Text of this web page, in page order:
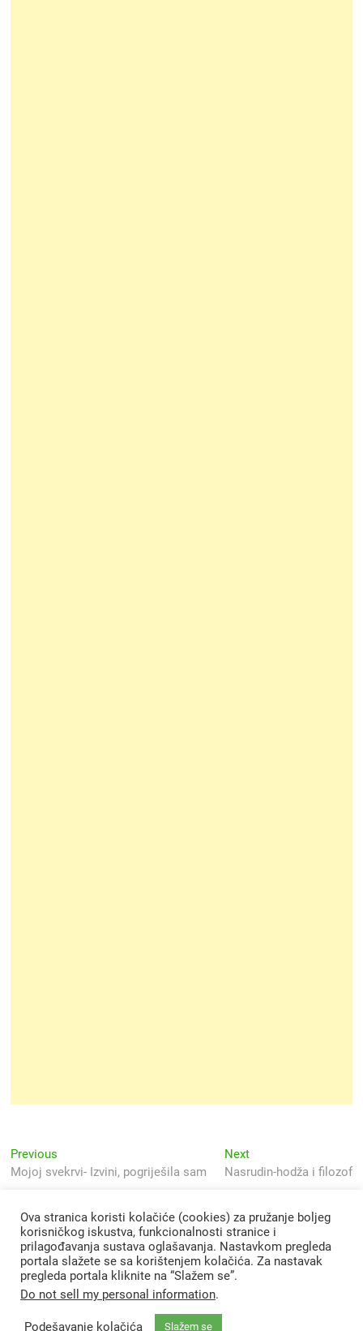
Navigacija
objava
Previous
post:
Mojoj svekrvi- Izvini, pogriješila sam
NextNext
post:
Nasrudin-hodža i filozof
Ova stranica koristi kolačiće (cookies) za pružanje boljeg
korisničkog iskustva, funkcionalnosti stranice i
prilagođavanja sustava oglašavanja. Nastavkom pregleda
portala slažete se sa korištenjem kolačića. Za nastavak
pregleda portala kliknite na “Slažem se”.
Do not sell my personal information.
Podešavanje kolačića Slažem se